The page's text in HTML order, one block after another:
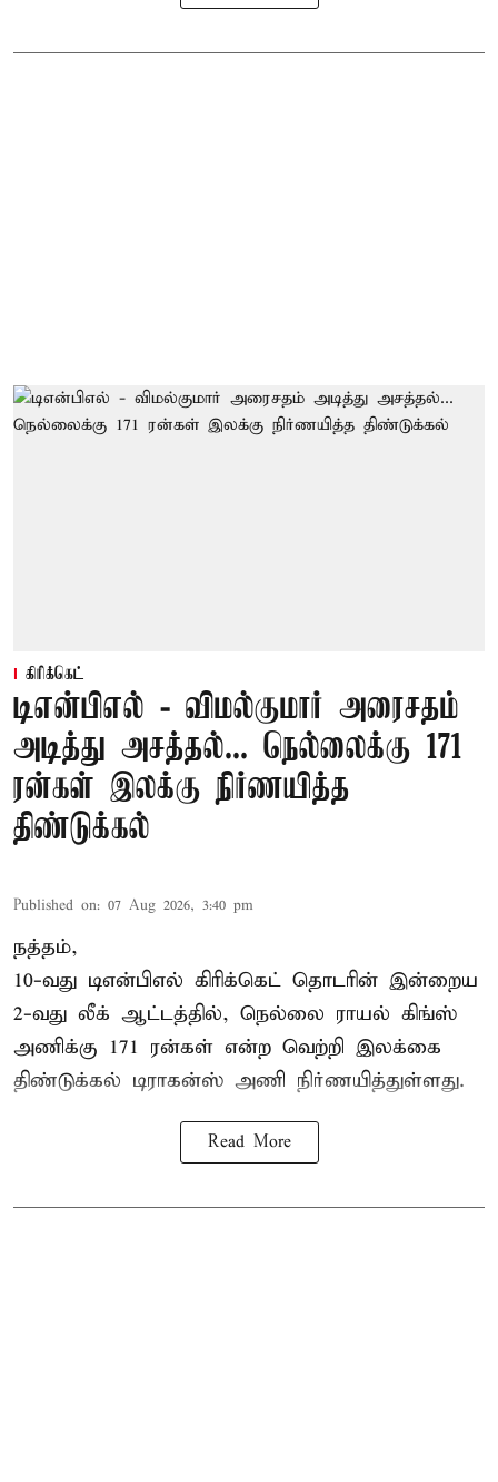
கிரிக்கெட்
டிஎன்பிஎல் - விமல்குமார் அரைசதம்
அடித்து அசத்தல்... நெல்லைக்கு 171
ரன்கள் இலக்கு நிர்ணயித்த
திண்டுக்கல்
Published on: 07 Aug 2026, 3:40 pm
நத்தம்,
10-வது டிஎன்பிஎல் கிரிக்கெட் தொடரின் இன்றைய
2-வது லீக் ஆட்டத்தில், நெல்லை ராயல் கிங்ஸ்
அணிக்கு 171 ரன்கள் என்ற வெற்றி இலக்கை
திண்டுக்கல் டிராகன்ஸ் அணி நிர்ணயித்துள்ளது.
Read More